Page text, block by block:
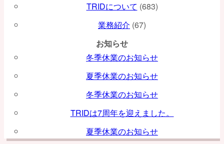
TRIDについて (683)
業務紹介 (67)
お知らせ
冬季休業のお知らせ
夏季休業のお知らせ
冬季休業のお知らせ
TRIDは7周年を迎えました。
夏季休業のお知らせ